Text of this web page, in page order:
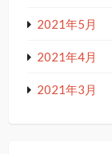
2021年5月
2021年4月
2021年3月